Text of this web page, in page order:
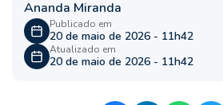
Ananda Miranda
Publicado em
20 de maio de 2026 - 11h42
Atualizado em
20 de maio de 2026 - 11h42